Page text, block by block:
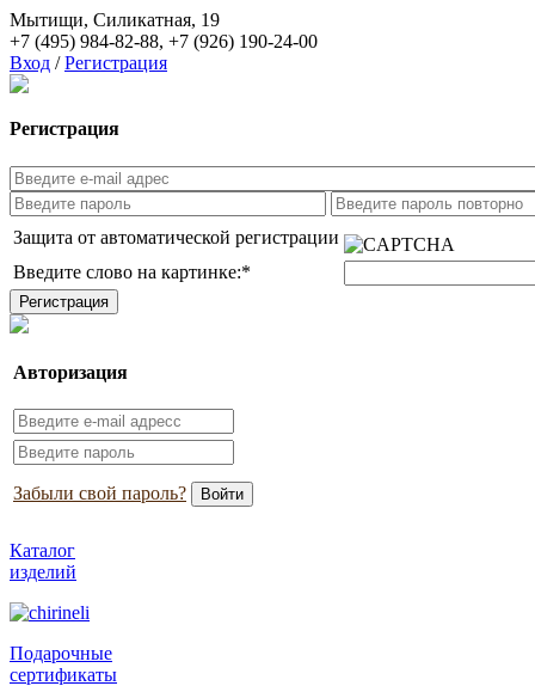
Мытищи, Силикатная, 19
+7 (495) 984-82-88, +7 (926) 190-24-00
Вход / Регистрация
Регистрация
Защита от автоматической регистрации
Введите слово на картинке:*
Авторизация
Забыли свой пароль?
Каталог
изделий
Подарочные
сертификаты